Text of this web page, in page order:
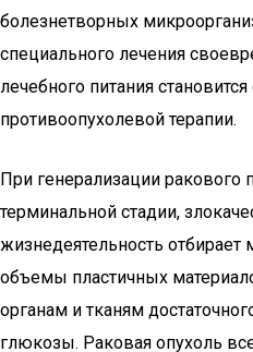
болезнетворных
специального лечения
лечебного питания
противоопухолевой терапии.
При генерализации ракового
терминальной стадии,
жизнедеятельность
объемы пластичных
органам и тканям
глюкозы. Раковая опухоль